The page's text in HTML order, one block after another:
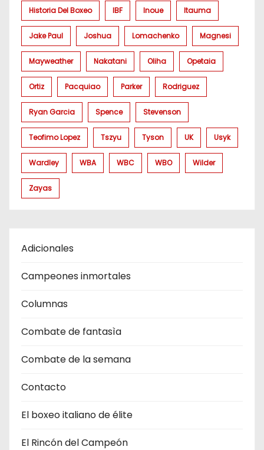
Historia Del Boxeo IBF Inoue Itauma
Jake Paul Joshua Lomachenko Magnesi
Mayweather Nakatani Oliha Opetaia
Ortiz Pacquiao Parker Rodriguez
Ryan Garcia Spence Stevenson
Teofimo Lopez Tszyu Tyson UK Usyk
Wardley WBA WBC WBO Wilder
Zayas
Adicionales
Campeones inmortales
Columnas
Combate de fantasìa
Combate de la semana
Contacto
El boxeo italiano de élite
El Rincón del Campeón